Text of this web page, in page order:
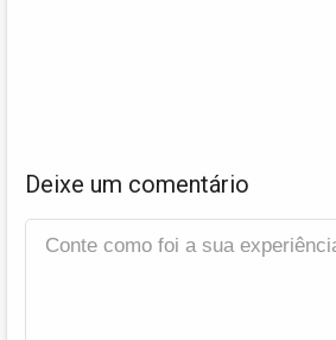
Deixe um comentário